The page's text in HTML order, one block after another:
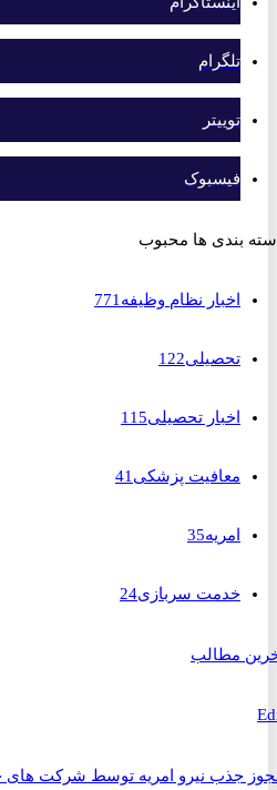
تلگرام
توییتر
فیسبوک
ها محبوب
اخبار نظام وظیفه771
تحصیلی122
اخبار تحصیلی115
معافیت پزشکی41
امریه 35
خدمت سربازی 24
مطالب
نیرو امریه توسط شرکت های خلاق 1402 صادر